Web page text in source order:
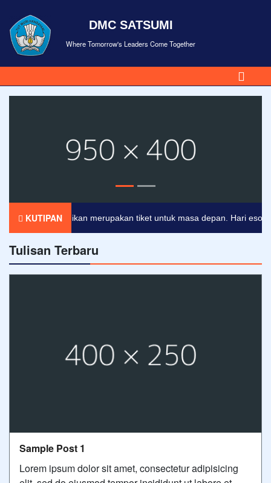
DMC SATSUMI
Where Tomorrow's Leaders Come Together
KUTIPAN
Pendidikan merupakan tiket untuk masa depan. Hari esok
Tulisan Terbaru
Sample Post 1
Lorem ipsum dolor sit amet, consectetur adipisicing